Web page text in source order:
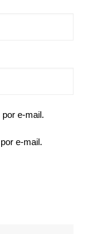
e-mail.
e-mail.